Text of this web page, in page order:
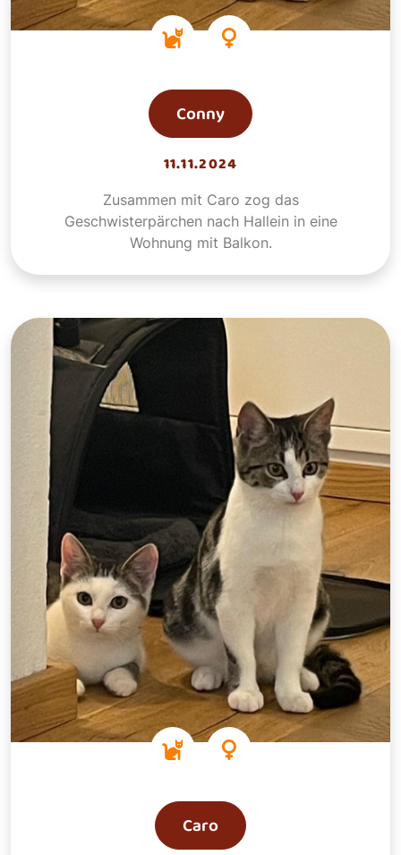
Conny
11.11.2024
Zusammen mit Caro zog das
Geschwisterpärchen nach Hallein in eine
Wohnung mit Balkon.
Caro